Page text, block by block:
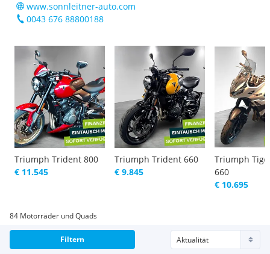
www.sonnleitner-auto.com
0043 676 88800188
Triumph Trident 800
€ 11.545
Triumph Trident 660
€ 9.845
Triumph
660
€ 10.695
84 Motorräder und Quads
Filtern